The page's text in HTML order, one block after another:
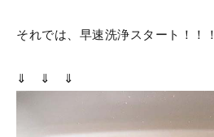
それでは、早速洗浄スタート！！！
⇓ ⇓ ⇓